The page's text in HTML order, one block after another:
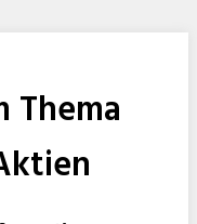
Thema